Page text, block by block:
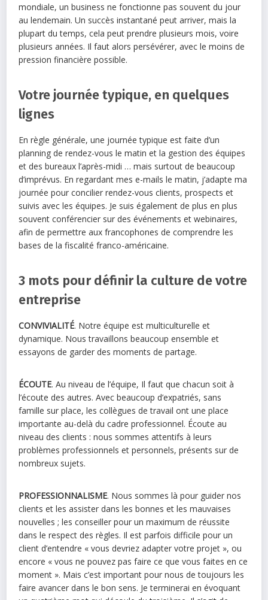
mondiale, un business ne fonctionne pas souvent du jour
au lendemain. Un succès instantané peut arriver, mais la
plupart du temps, cela peut prendre plusieurs mois, voire
plusieurs années. Il faut alors persévérer, avec le moins de
pression financière possible.
Votre journée typique, en quelques
lignes
En règle générale, une journée typique est faite d’un
planning de rendez-vous le matin et la gestion des équipes
et des bureaux l’après-midi … mais surtout de beaucoup
d’imprévus. En regardant mes e-mails le matin, j’adapte ma
journée pour concilier rendez-vous clients, prospects et
suivis avec les équipes. Je suis également de plus en plus
souvent conférencier sur des événements et webinaires,
afin de permettre aux francophones de comprendre les
bases de la fiscalité franco-américaine.
3 mots pour définir la culture de votre
entreprise
CONVIVIALITÉ. Notre équipe est multiculturelle et
dynamique. Nous travaillons beaucoup ensemble et
essayons de garder des moments de partage.
ÉCOUTE. Au niveau de l’équipe, Il faut que chacun soit à
l’écoute des autres. Avec beaucoup d’expatriés, sans
famille sur place, les collègues de travail ont une place
importante au-delà du cadre professionnel. Écoute au
niveau des clients : nous sommes attentifs à leurs
problèmes professionnels et personnels, présents sur de
nombreux sujets.
PROFESSIONNALISME. Nous sommes là pour guider nos
clients et les assister dans les bonnes et les mauvaises
nouvelles ; les conseiller pour un maximum de réussite
dans le respect des règles. Il est parfois difficile pour un
client d’entendre « vous devriez adapter votre projet », ou
encore « vous ne pouvez pas faire ce que vous faites en ce
moment ». Mais c’est important pour nous de toujours les
faire avancer dans le bon sens. Je terminerai en évoquant